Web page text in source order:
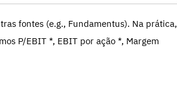
fontes (e.g., Fundamentus). Na prática,
P/EBIT *, EBIT por ação *, Margem